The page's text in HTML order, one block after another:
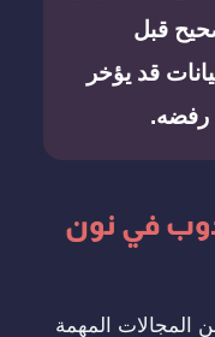
قبل
قد يؤخر
رفضه.
في نون
المجالات المهمة